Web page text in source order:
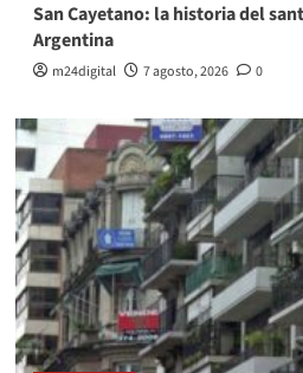
San Cayetano: la historia del
Argentina
m24digital 7 agosto, 2026 0